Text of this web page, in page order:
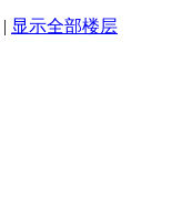
| 显示全部楼层